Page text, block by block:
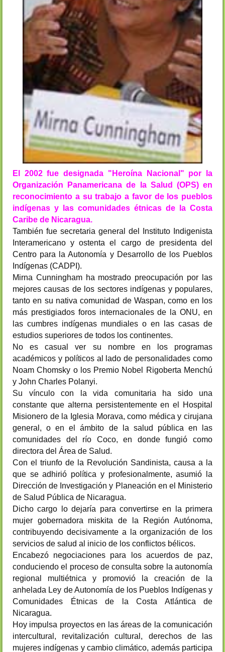
El 2002 fue designada "Heroína Nacional" por la
Organización Panamericana de la Salud (OPS) en
reconocimiento a su trabajo a favor de los pueblos
indígenas y las comunidades étnicas de la Costa
Caribe de Nicaragua.
También fue secretaria general del Instituto Indigenista
Interamericano y ostenta el cargo de presidenta del
Centro para la Autonomía y Desarrollo de los Pueblos
Indígenas (CADPI).
Mirna Cunningham ha mostrado preocupación por las
mejores causas de los sectores indígenas y populares,
tanto en su nativa comunidad de Waspan, como en los
más prestigiados foros internacionales de la ONU, en
las cumbres indígenas mundiales o en las casas de
estudios superiores de todos los continentes.
No es casual ver su nombre en los programas
académicos y políticos al lado de personalidades como
Noam Chomsky o los Premio Nobel Rigoberta Menchú
y John Charles Polanyi.
Su vínculo con la vida comunitaria ha sido una
constante que alterna persistentemente en el Hospital
Misionero de la Iglesia Morava, como médica y cirujana
general, o en el ámbito de la salud pública en las
comunidades del río Coco, en donde fungió como
directora del Área de Salud.
Con el triunfo de la Revolución Sandinista, causa a la
que se adhirió política y profesionalmente, asumió la
Dirección de Investigación y Planeación en el Ministerio
de Salud Pública de Nicaragua.
Dicho cargo lo dejaría para convertirse en la primera
mujer gobernadora miskita de la Región Autónoma,
contribuyendo decisivamente a la organización de los
servicios de salud al inicio de los conflictos bélicos.
Encabezó negociaciones para los acuerdos de paz,
conduciendo el proceso de consulta sobre la autonomía
regional multiétnica y promovió la creación de la
anhelada Ley de Autonomía de los Pueblos Indígenas y
Comunidades Étnicas de la Costa Atlántica de
Nicaragua.
Hoy impulsa proyectos en las áreas de la comunicación
intercultural, revitalización cultural, derechos de las
mujeres indígenas y cambio climático, además participa